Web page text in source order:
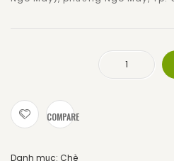
COMPARE
Danh mục: Chè